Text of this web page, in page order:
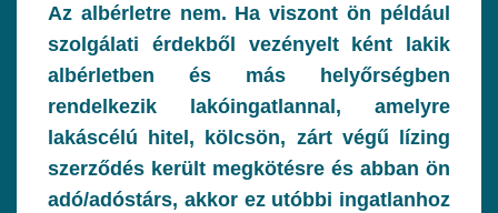
Az albérletre nem. Ha viszont ön például
szolgálati érdekből vezényelt ként lakik
albérletben és más helyőrségben
rendelkezik lakóingatlannal, amelyre
lakáscélú hitel, kölcsön, zárt végű lízing
szerződés került megkötésre és abban ön
adó/adóstárs, akkor ez utóbbi ingatlanhoz